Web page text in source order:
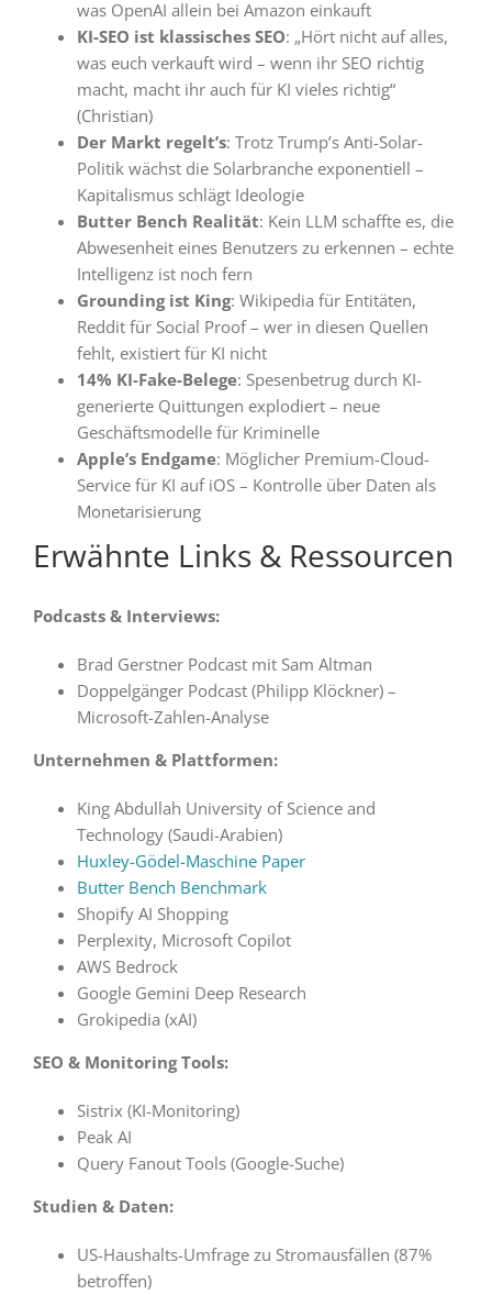
was OpenAI allein bei Amazon einkauft
KI-SEO ist klassisches SEO: „Hört nicht auf alles,
was euch verkauft wird – wenn ihr SEO richtig
macht, macht ihr auch für KI vieles richtig“
(Christian)
Der Markt regelt’s: Trotz Trump’s Anti-Solar-
Politik wächst die Solarbranche exponentiell –
Kapitalismus schlägt Ideologie
Butter Bench Realität: Kein LLM schaffte es, die
Abwesenheit eines Benutzers zu erkennen – echte
Intelligenz ist noch fern
Grounding ist King: Wikipedia für Entitäten,
Reddit für Social Proof – wer in diesen Quellen
fehlt, existiert für KI nicht
14% KI-Fake-Belege: Spesenbetrug durch KI-
generierte Quittungen explodiert – neue
Geschäftsmodelle für Kriminelle
Apple’s Endgame: Möglicher Premium-Cloud-
Service für KI auf iOS – Kontrolle über Daten als
Monetarisierung
Erwähnte Links & Ressourcen
Podcasts & Interviews:
Brad Gerstner Podcast mit Sam Altman
Doppelgänger Podcast (Philipp Klöckner) –
Microsoft-Zahlen-Analyse
Unternehmen & Plattformen:
King Abdullah University of Science and
Technology (Saudi-Arabien)
Huxley-Gödel-Maschine Paper
Butter Bench Benchmark
Shopify AI Shopping
Perplexity, Microsoft Copilot
AWS Bedrock
Google Gemini Deep Research
Grokipedia (xAI)
SEO & Monitoring Tools:
Sistrix (KI-Monitoring)
Peak AI
Query Fanout Tools (Google-Suche)
Studien & Daten:
US-Haushalts-Umfrage zu Stromausfällen (87%
betroffen)